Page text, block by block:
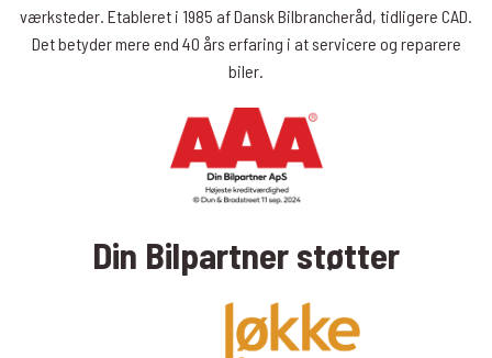
værksteder. Etableret i 1985 af Dansk Bilbrancheråd, tidligere CAD.
Det betyder mere end 40 års erfaring i at servicere og reparere
biler.
Din Bilpartner støtter